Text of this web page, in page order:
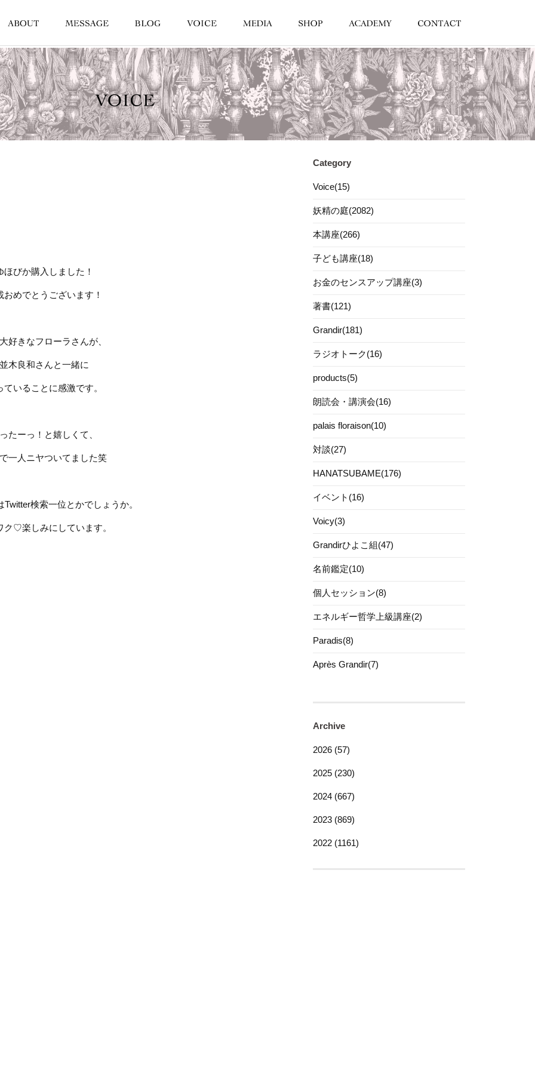
ほびか購入しました！
おめでとうございます！
好きなフローラさんが、
並木良和さんと一緒に
ていることに感激です。
たーっ！ と嬉しくて、
一人ニヤついてました笑
Twitter検索一位とかでしょうか。
ク♡楽しみにしています。
Category
Voice(15)
妖精の庭(2082)
本講座(266)
子ども講座(18)
お金のセンスアップ講座(3)
著書(121)
Grandir(181)
ラジオトーク(16)
products(5)
朗読会・講演会(16)
palais floraison(10)
対談(27)
HANATSUBAME(176)
イベント(16)
Voicy(3)
Grandirひよこ組(47)
名前鑑定(10)
個人セッション(8)
エネルギー哲学上級講座(2)
Paradis(8)
Après Grandir(7)
Archive
2026 (57)
2025 (230)
2024 (667)
2023 (869)
2022 (1161)